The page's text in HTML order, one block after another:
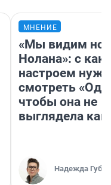
МНЕНИЕ
«Мы видим
Нолана»: с
настроем
смотреть
чтобы она не
выглядела как
Надежда